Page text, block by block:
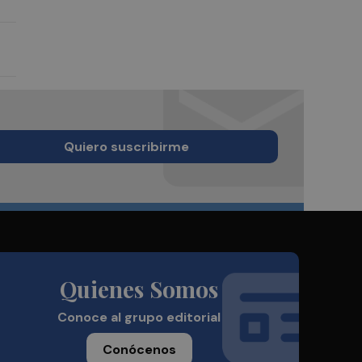
Quiero suscribirme
Quienes Somos
Conoce al grupo editorial
Conócenos